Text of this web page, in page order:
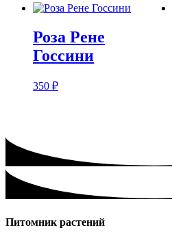
Розa Рене
Госсини
350 ₽
Питомник растений